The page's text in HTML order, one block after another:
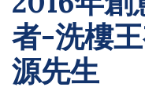
者-洗樓
源先生